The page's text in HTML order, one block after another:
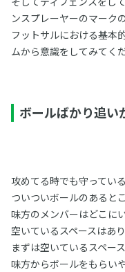
ンスプレーヤーのマーク
フットサルにおける基本
ムから意識をしてみてくだ
ボールばかり追
攻めてる時でも守ってい
ついついボールのあると
味方のメンバーはどこに
空いているスペースはあ
まずは空いているスペー
味方からボールをもらい